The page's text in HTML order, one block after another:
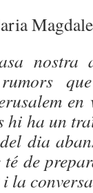
nostra
hi ha un
dia
de
la